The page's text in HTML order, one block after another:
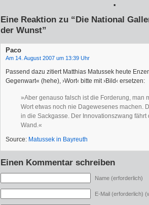
*
Eine Reaktion zu “Die National
der Wunst”
Paco
Am 14. August 2007 um 13:39 Uhr
Passend dazu zitiert Matthias Matussek heute
Gegenwart« (hehe), ›Wort‹ bitte mit ›Bild‹ ersetzen:
»Aber genauso falsch ist die Forderung, man
Wort etwas noch nie Dagewesenes machen.
in die Sackgasse. Der Innovationszwang fährt
Wand.«
Source: Matussek in Bayreuth
Einen Kommentar schreiben
Name (erforderlich)
E-Mail (erforderlich)